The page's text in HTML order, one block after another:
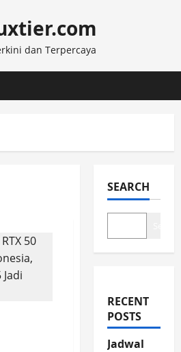
dan Terpercaya
SEARCH
RECENT
POSTS
Jadwal